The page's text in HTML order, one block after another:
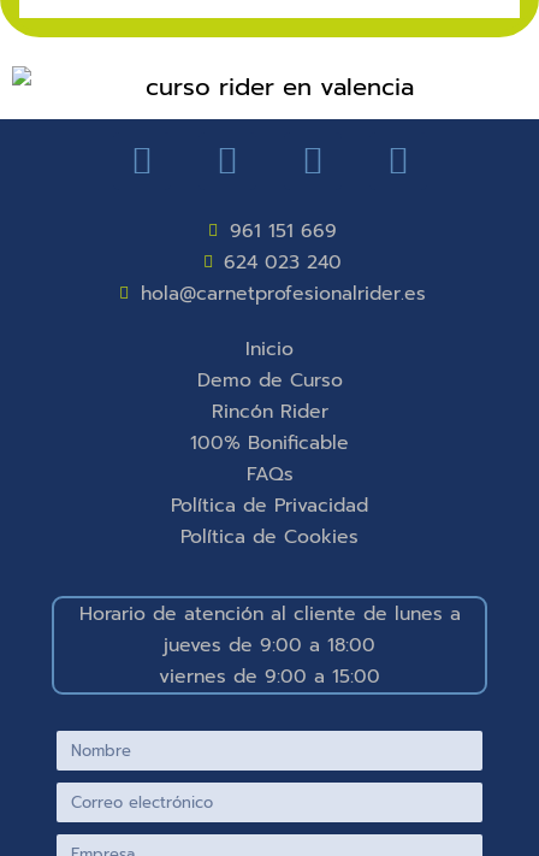
961 151 669
624 023 240
hola@carnetprofesionalrider.es
Inicio
Demo de Curso
Rincón Rider
100% Bonificable
FAQs
Política de Privacidad
Política de Cookies
Horario de atención al cliente de lunes a
jueves de 9:00 a 18:00
viernes de 9:00 a 15:00